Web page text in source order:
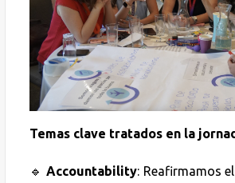
Temas clave tratados en la
🔹 Accountability: Reafirmamos